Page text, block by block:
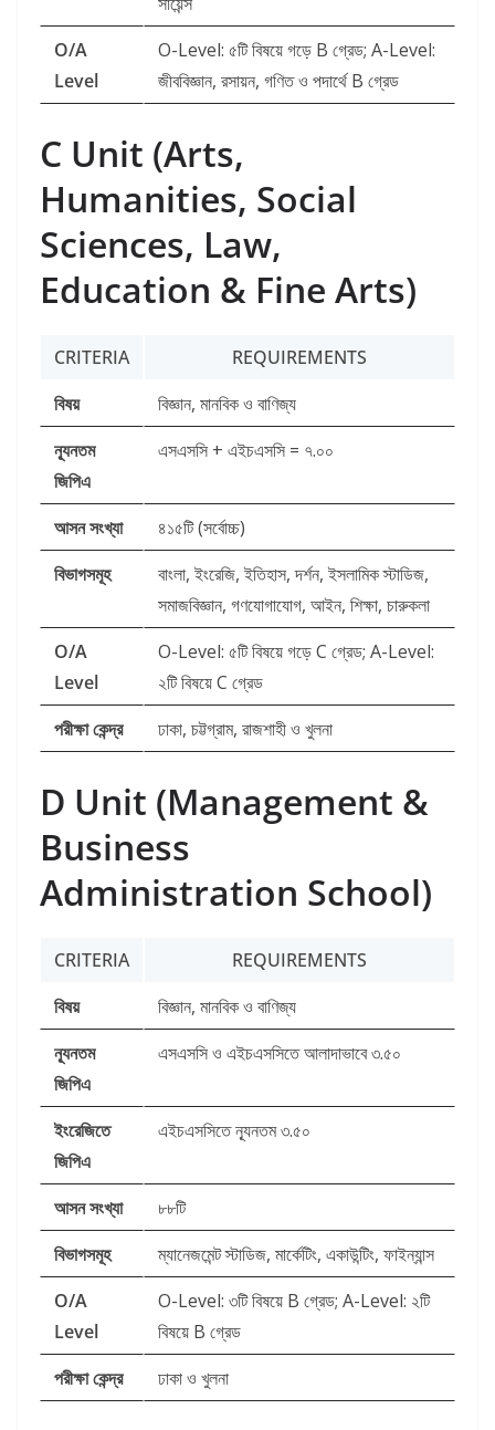
O/A
Level
O-Level: ৫টি বিষয়ে গড়ে B গ্রেড; A-Level:
জীববিজ্ঞান, রসায়ন, গণিত ও পদার্থে B গ্রেড
C Unit (Arts,
Humanities, Social
Sciences, Law,
Education & Fine Arts)
CRITERIA
REQUIREMENTS
বিষয়
বিজ্ঞান, মানবিক ও বাণিজ্য
ন্যূনতম
জিপিএ
এসএসসি + এইচএসসি = ৭.০০
আসন সংখ্যা
৪১৫টি (সর্বোচ্চ)
বিভাগসমূহ
বাংলা, ইংরেজি, ইতিহাস, দর্শন, ইসলামিক স্টাডিজ,
সমাজবিজ্ঞান, গণযোগাযোগ, আইন, শিক্ষা, চারুকলা
O/A
Level
O-Level: ৫টি বিষয়ে গড়ে C গ্রেড; A-Level:
২টি বিষয়ে C গ্রেড
পরীক্ষা কেন্দ্র
ঢাকা, চট্টগ্রাম, রাজশাহী ও খুলনা
D Unit (Management &
Business
Administration School)
CRITERIA
REQUIREMENTS
বিষয়
বিজ্ঞান, মানবিক ও বাণিজ্য
ন্যূনতম
জিপিএ
এসএসসি ও এইচএসসিতে আলাদাভাবে ৩.৫০
ইংরেজিতে
জিপিএ
এইচএসসিতে ন্যূনতম ৩.৫০
আসন সংখ্যা
৮৮টি
বিভাগসমূহ
ম্যানেজমেন্ট স্টাডিজ, মার্কেটিং, একাউন্টিং, ফাইন্যান্স
O/A
Level
O-Level: ৩টি বিষয়ে B গ্রেড; A-Level: ২টি
বিষয়ে B গ্রেড
পরীক্ষা কেন্দ্র
ঢাকা ও খুলনা